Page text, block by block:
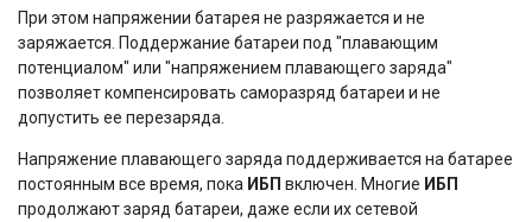
При этом напряжении батарея не разряжается и не
заряжается. Поддержание батареи под "плавающим
потенциалом" или "напряжением плавающего заряда"
позволяет компенсировать саморазряд батареи и не
допустить ее перезаряда.
Напряжение плавающего заряда поддерживается на батарее
постоянным все время, пока ИБП включен. Многие ИБП
продолжают заряд батареи, даже если их сетевой